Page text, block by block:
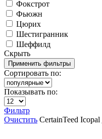
Фокстрот
Фьюжн
Цюрих
Шестигранник
Шеффилд
Скрыть
Сортировать по:
Показывать по:
Фильтр
Очистить CertainTeed Icopal